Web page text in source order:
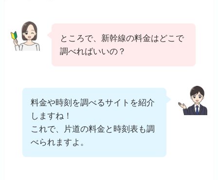
ところで、新幹線の料金はどこで
調べればいいの？
料金や時刻を調べるサイトを紹介
しますね！
これで、片道の料金と時刻表も調
べられますよ。